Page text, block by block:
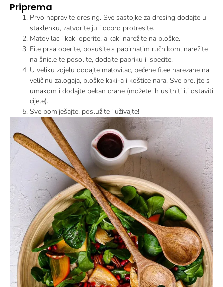
Priprema
Prvo napravite dresing. Sve sastojke za dresing dodajte u
staklenku, zatvorite ju i dobro protresite.
Matovilac i kaki operite, a kaki narežite na ploške.
File prsa operite, posušite s papirnatim ručnikom, narežite
na šnicle te posolite, dodajte papriku i ispecite.
U veliku zdjelu dodajte matovilac, pečene filee narezane na
veličinu zalogaja, ploške kaki-a i koštice nara. Sve prelijte s
umakom i dodajte pekan orahe (možete ih usitniti ili ostaviti
cijele).
Sve pomiješajte, poslužite i uživajte!